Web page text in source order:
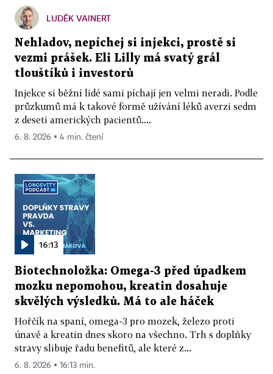
LUDĚK VAINERT
Nehladov, nepíchej si injekci, prostě si
vezmi prášek. Eli Lilly má svatý grál
tlouštíků i investorů
Injekce si běžní lidé sami píchají jen velmi neradi. Podle
průzkumů má k takové formě užívání léků averzi sedm
z deseti amerických pacientů....
6. 8. 2026 ▪ 4 min. čtení
16:13
Biotechnoložka: Omega-3 před úpadkem
mozku nepomohou, kreatin dosahuje
skvělých výsledků. Má to ale háček
Hořčík na spaní, omega-3 pro mozek, železo proti
únavě a kreatin dnes skoro na všechno. Trh s doplňky
stravy slibuje řadu benefitů, ale které z...
6. 8. 2026 ▪ 16:13 min.